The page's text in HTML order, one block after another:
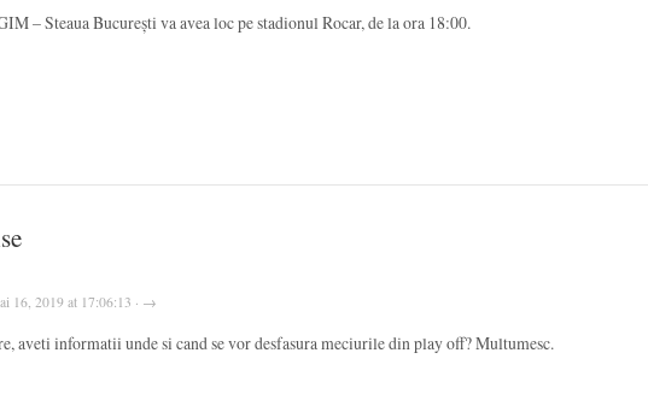
– Steaua București va avea loc pe stadionul Rocar, de la ora 18:00.
16, 2019 at 17:06:13 · →
aveti informatii unde si cand se vor desfasura meciurile din play off? Multumesc.